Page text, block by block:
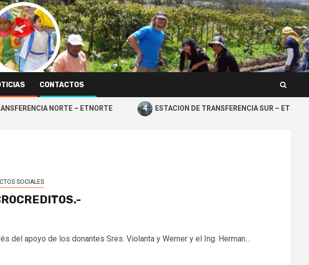
CONTACTOS
NORTE – ETNORTE ESTACION DE TRANSFERENCIA SUR – ETSUR
SOCIALES
del apoyo de los donantes Sres. Violanta y Werner y el Ing. Herman…